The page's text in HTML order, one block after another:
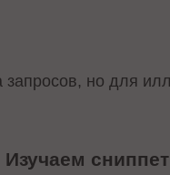
но для
Изучаем